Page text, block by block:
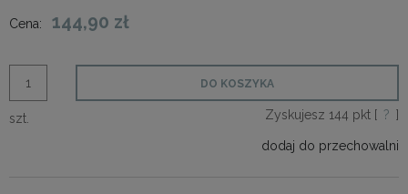
Cena: 144,90 zł
szt.
DO KOSZYKA
Zyskujesz 144 pkt [ ? ]
dodaj do przechowalni